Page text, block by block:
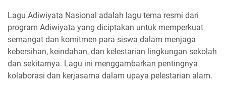
Lagu Adiwiyata Nasional adalah lagu tema resmi dari
program Adiwiyata yang diciptakan untuk memperkuat
semangat dan komitmen para siswa dalam menjaga
kebersihan, keindahan, dan kelestarian lingkungan sekolah
dan sekitarnya. Lagu ini menggambarkan pentingnya
kolaborasi dan kerjasama dalam upaya pelestarian alam.